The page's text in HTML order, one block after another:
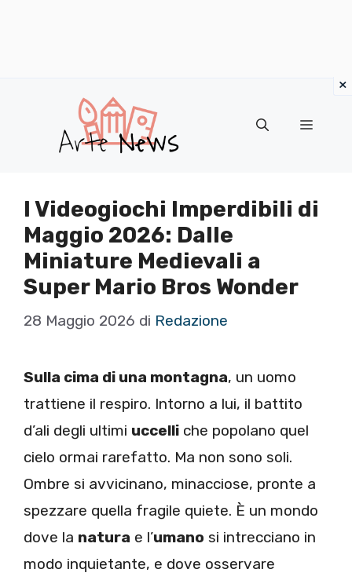
contenuto
Menu
I Videogiochi Imperdibili di
Maggio 2026: Dalle
Miniature Medievali a
Super Mario Bros Wonder
28 Maggio 2026 di Redazione
Sulla cima di una montagna, un uomo
trattiene il respiro. Intorno a lui, il battito
d’ali degli ultimi uccelli che popolano quel
cielo ormai rarefatto. Ma non sono soli.
Ombre si avvicinano, minacciose, pronte a
spezzare quella fragile quiete. È un mondo
dove la natura e l’umano si intrecciano in
modo inquietante, e dove osservare
×